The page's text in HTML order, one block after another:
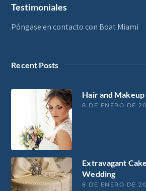
Testimoniales
Póngase en contacto con Boat Miami
Recent Posts
Hair and
8 DE ENERO DE
Extravagant
Wedding
8 DE ENERO DE